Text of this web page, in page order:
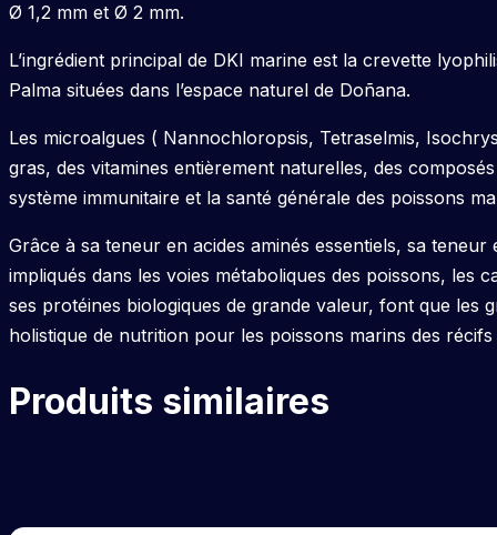
Ø 1,2 mm et Ø 2 mm.
L’ingrédient principal de DKI marine est la crevette
Palma situées dans l’espace naturel de Doñana.
Les microalgues ( Nannochloropsis, Tetraselmis,
gras, des vitamines entièrement naturelles, des
système immunitaire et la santé générale des poissons
Grâce à sa teneur en acides aminés essentiels, sa
impliqués dans les voies métaboliques des poissons, les
ses protéines biologiques de grande valeur, font que les
holistique de nutrition pour les poissons marins des
Produits similaires